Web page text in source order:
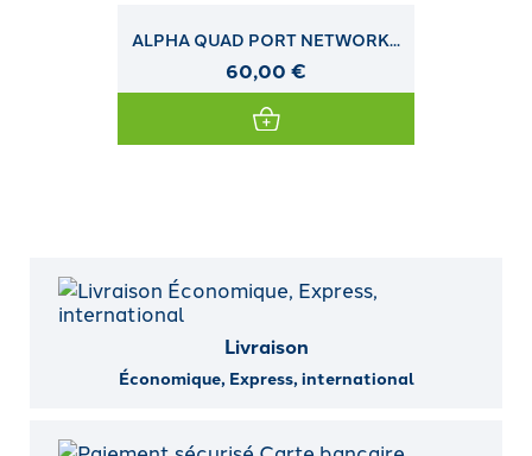
ALPHA QUAD PORT NETWORK...
60,00 €
Livraison
Économique, Express, international